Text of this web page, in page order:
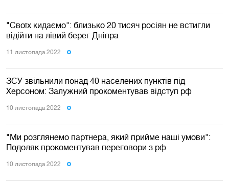
"Своїх кидаємо": близько 20 тисяч росіян не встигли
відійти на лівий берег Дніпра
11 листопада 2022
ЗСУ звільнили понад 40 населених пунктів під
Херсоном: Залужний прокоментував відступ рф
10 листопада 2022
"Ми розглянемо партнера, який прийме наші умови":
Подоляк прокоментував переговори з рф
10 листопада 2022